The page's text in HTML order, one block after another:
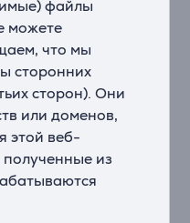
файлы
можете
что мы
сторонних
сторон). Они
или доменов,
этой веб-
из
зависит от времени
или пятну.
всегда. Это может
эффективной
приложение
привычки в
предлагает советы